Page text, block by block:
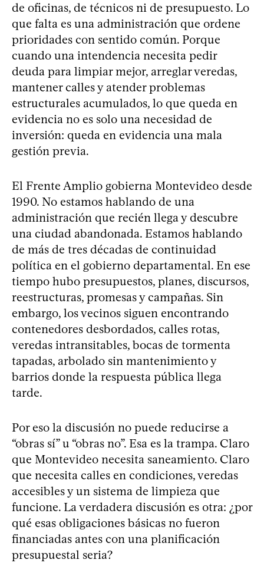
de oficinas, de técnicos ni de presupuesto. Lo
que falta es una administración que ordene
prioridades con sentido común. Porque
cuando una intendencia necesita pedir
deuda para limpiar mejor, arreglar veredas,
mantener calles y atender problemas
estructurales acumulados, lo que queda en
evidencia no es solo una necesidad de
inversión: queda en evidencia una mala
gestión previa.
El Frente Amplio gobierna Montevideo desde
1990. No estamos hablando de una
administración que recién llega y descubre
una ciudad abandonada. Estamos hablando
de más de tres décadas de continuidad
política en el gobierno departamental. En ese
tiempo hubo presupuestos, planes, discursos,
reestructuras, promesas y campañas. Sin
embargo, los vecinos siguen encontrando
contenedores desbordados, calles rotas,
veredas intransitables, bocas de tormenta
tapadas, arbolado sin mantenimiento y
barrios donde la respuesta pública llega
tarde.
Por eso la discusión no puede reducirse a
“obras sí” u “obras no”. Esa es la trampa. Claro
que Montevideo necesita saneamiento. Claro
que necesita calles en condiciones, veredas
accesibles y un sistema de limpieza que
funcione. La verdadera discusión es otra: ¿por
qué esas obligaciones básicas no fueron
financiadas antes con una planificación
presupuestal seria?